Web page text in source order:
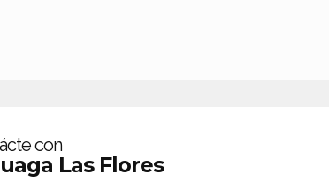
con
Las Flores